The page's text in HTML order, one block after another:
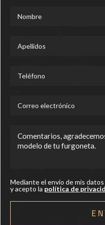
Mediante el envío de mis
y acepto la política de